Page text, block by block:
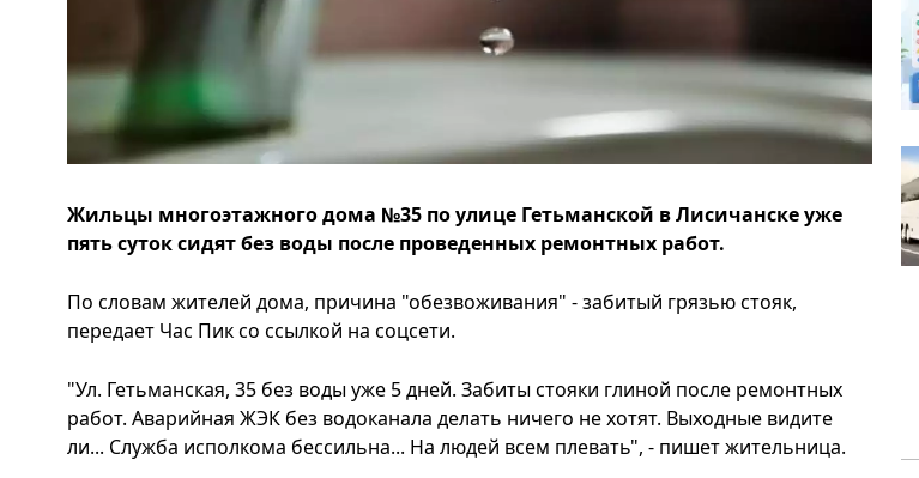
Жильцы многоэтажного дома №35 по улице Гетьманской в Лисичанске уже
пять суток сидят без воды после проведенных ремонтных работ.
По словам жителей дома, причина "обезвоживания" - забитый грязью стояк,
передает Час Пик со ссылкой на соцсети.
"Ул. Гетьманская, 35 без воды уже 5 дней. Забиты стояки глиной после ремонтных
работ. Аварийная ЖЭК без водоканала делать ничего не хотят. Выходные видите
ли... Служба исполкома бессильна... На людей всем плевать", - пишет жительница.